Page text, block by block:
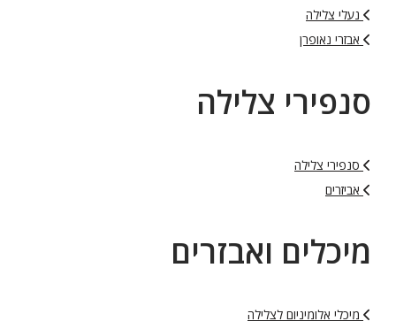
נעלי צלילה
אבזרי נאופרן
סנפירי צלילה
סנפירי צלילה
אביזרים
מיכלים ואבזרים
מיכלי אלומיניום לצלילה